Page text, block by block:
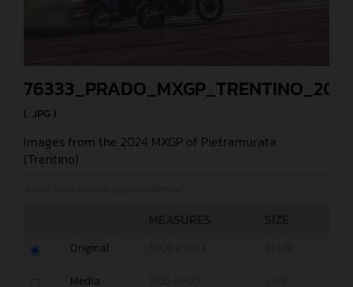
(. JPG )
Images from the 2024 MXGP of Pietramurata
(Trentino)
Original
Media